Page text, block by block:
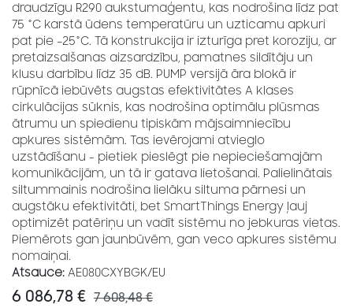
draudzīgu R290 aukstumaģentu, kas nodrošina līdz pat
75 °C karstā ūdens temperatūru un uzticamu apkuri
pat pie –25°C. Tā konstrukcija ir izturīga pret koroziju, ar
pretaizsalšanas aizsardzību, pamatnes sildītāju un
klusu darbību līdz 35 dB. PUMP versijā āra blokā ir
rūpnīcā iebūvēts augstas efektivitātes A klases
cirkulācijas sūknis, kas nodrošina optimālu plūsmas
ātrumu un spiedienu tipiskām mājsaimniecību
apkures sistēmām. Tas ievērojami atvieglo
uzstādīšanu - pietiek pieslēgt pie nepieciešamajām
komunikācijām, un tā ir gatava lietošanai. Palielinātais
siltummainis nodrošina lielāku siltuma pārnesi un
augstāku efektivitāti, bet SmartThings Energy ļauj
optimizēt patēriņu un vadīt sistēmu no jebkuras vietas.
Piemērots gan jaunbūvēm, gan veco apkures sistēmu
nomaiņai.
Atsauce: AE080CXYBGK/EU
6 086,78 € 7 608,48€